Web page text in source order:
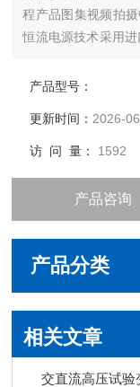
程产品图集视频拍
恒流电源技术采用进
产品型号：
更新时间： 2026-
访 问 量： 1592
产品咨询
产品分类
相关文章
交直流高压试